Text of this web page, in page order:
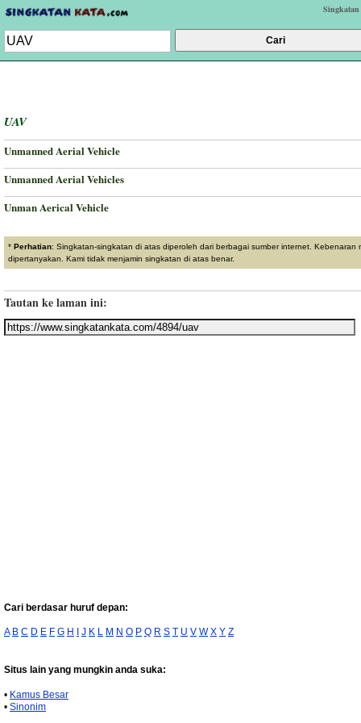
UAV
Unmanned Aerial Vehicle
Unmanned Aerial Vehicles
Unman Aerical Vehicle
* Perhatian: Singkatan-singkatan di atas diperoleh dari berbagai sumber internet. Kebenaran
dipertanyakan. Kami tidak menjamin singkatan di atas benar.
Tautan ke laman ini:
Cari berdasar huruf depan:
A B C D E F G H J K L M N O P Q R S T U V W X Y Z
Situs lain yang mungkin anda suka:
• Kamus Besar
• Sinonim